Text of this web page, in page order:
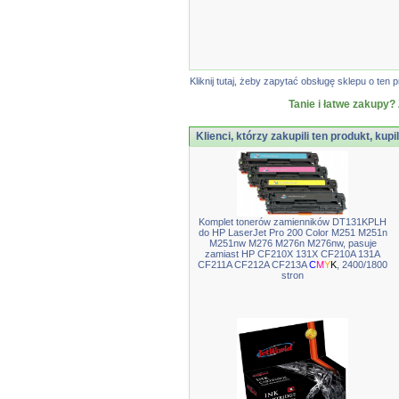
Kliknij tutaj, żeby zapytać obsługę sklepu o
Tanie i łatwe
Klienci, którzy zakupili ten produkt,
Komplet tonerów zamienników DT131KPLH
do HP LaserJet Pro 200 Color M251 M251n
M251nw M276 M276n M276nw, pasuje
zamiast HP CF210X 131X CF210A 131A
CF211A CF212A CF213ACMYK , 2400/1800
stron